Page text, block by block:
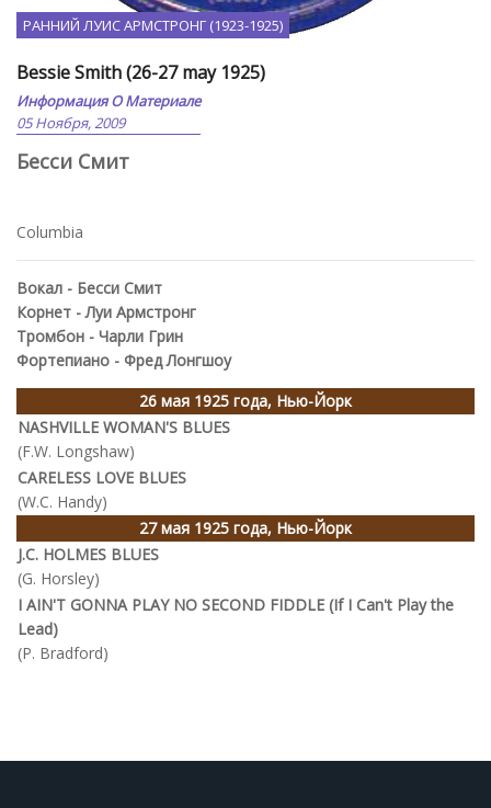
РАННИЙ ЛУИС АРМСТРОНГ (1923-1925)
Bessie Smith (26-27 may 1925)
Информация О Материале
05 Ноября, 2009
Бесси Смит
Columbia
Вокал - Бесси Смит
Корнет - Луи Армстронг
Тромбон - Чарли Грин
Фортепиано - Фред Лонгшоу
26 мая 1925 года, Нью-Йорк
NASHVILLE WOMAN'S BLUES
(F.W. Longshaw)
CARELESS LOVE BLUES
(W.C. Handy)
27 мая 1925 года, Нью-Йорк
J.C. HOLMES BLUES
(G. Horsley)
I AIN'T GONNA PLAY NO SECOND FIDDLE (If I Can't Play the
Lead)
(P. Bradford)